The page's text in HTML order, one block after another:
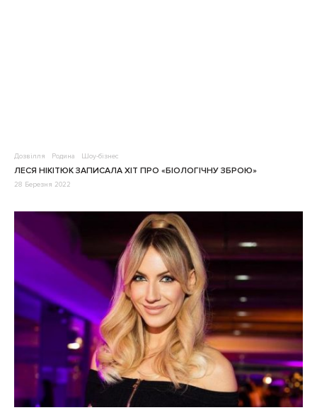
Дозвілля Родина Шоу-бізнес
ЛЕСЯ НІКІТЮК ЗАПИСАЛА ХІТ ПРО «БІОЛОГІЧНУ ЗБРОЮ»
28 Березня 2022